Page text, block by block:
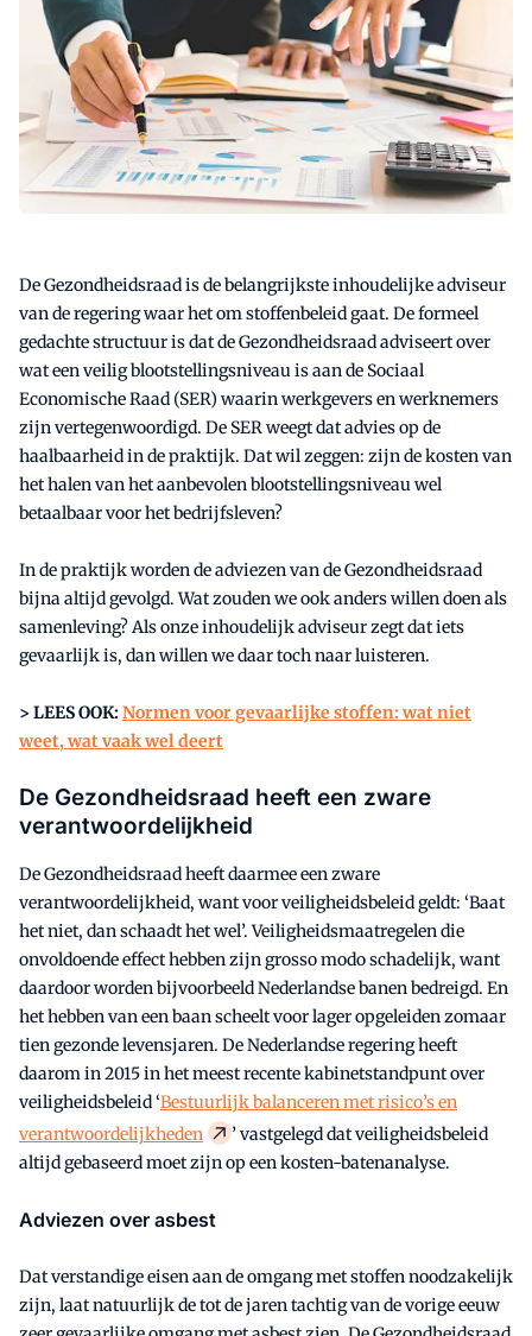
De Gezondheidsraad is de belangrijkste inhoudelijke adviseur
van de regering waar het om stoffenbeleid gaat. De formeel
gedachte structuur is dat de Gezondheidsraad adviseert over
wat een veilig blootstellingsniveau is aan de Sociaal
Economische Raad (SER) waarin werkgevers en werknemers
zijn vertegenwoordigd. De SER weegt dat advies op de
haalbaarheid in de praktijk. Dat wil zeggen: zijn de kosten van
het halen van het aanbevolen blootstellingsniveau wel
betaalbaar voor het bedrijfsleven?
In de praktijk worden de adviezen van de Gezondheidsraad
bijna altijd gevolgd. Wat zouden we ook anders willen doen als
samenleving? Als onze inhoudelijk adviseur zegt dat iets
gevaarlijk is, dan willen we daar toch naar luisteren.
> LEES OOK:Normen voor gevaarlijke stoffen: wat niet
weet, wat vaak wel deert
De Gezondheidsraad heeft een zware
verantwoordelijkheid
De Gezondheidsraad heeft daarmee een zware
verantwoordelijkheid, want voor veiligheidsbeleid geldt: ‘Baat
het niet, dan schaadt het wel’. Veiligheidsmaatregelen die
onvoldoende effect hebben zijn grosso modo schadelijk, want
daardoor worden bijvoorbeeld Nederlandse banen bedreigd. En
het hebben van een baan scheelt voor lager opgeleiden zomaar
tien gezonde levensjaren. De Nederlandse regering heeft
daarom in 2015 in het meest recente kabinetstandpunt over
veiligheidsbeleid ‘Bestuurlijk balanceren met risico’s en
verantwoordelijkheden
’ vastgelegd dat veiligheidsbeleid
altijd gebaseerd moet zijn op een kosten-batenanalyse.
Adviezen over asbest
Dat verstandige eisen aan de omgang met stoffen noodzakelijk
zijn, laat natuurlijk de tot de jaren tachtig van de vorige eeuw